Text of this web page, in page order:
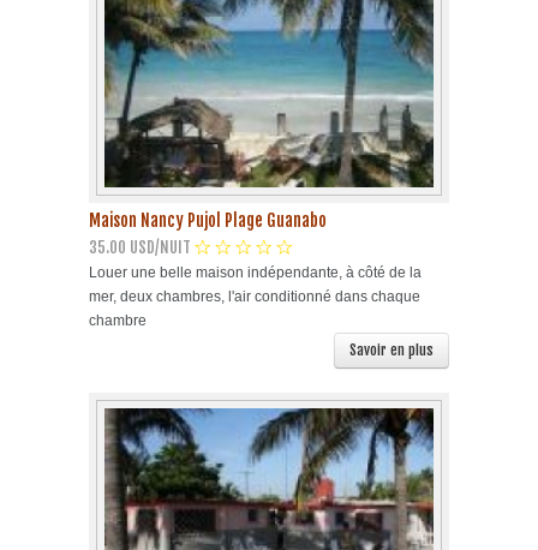
Maison Nancy Pujol Plage Guanabo
35.00 USD/NUIT
Louer une belle maison indépendante, à côté de la
mer, deux chambres, l'air conditionné dans chaque
chambre
Savoir en plus